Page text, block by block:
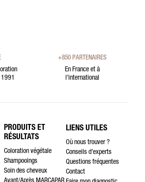
1991
+850 PARTENAIRES
En France et à
l’international
PRODUITS ET
RÉSULTATS
Coloration végétale
Shampooings
Soin des cheveux
LIENS UTILES
Où nous trouver ?
Conseils d’experts
Questions fréquentes
Contact